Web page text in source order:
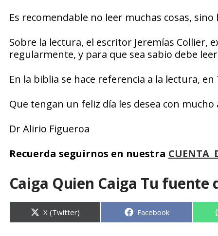
Es recomendable no leer muchas cosas,
Sobre la lectura, el escritor Jeremías Collier,
regularmente, y para que sea sabio debe
En la biblia se hace referencia a la lectura,
Que tengan un feliz día les desea con mucho
Dr Alirio Figueroa
Recuerda seguirnos en nuestra CUENTA
Caiga Quien Caiga Tu fuente
Compartir
en
X (Twitter) Compartir
Facebook